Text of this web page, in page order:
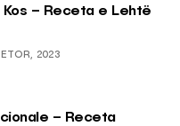
Kos – Receta e Lehtë
2023
– Receta